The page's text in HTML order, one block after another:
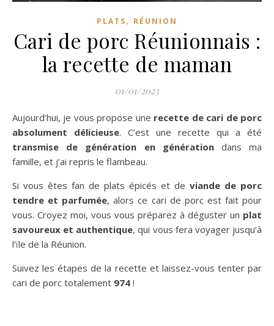
PLATS, RÉUNION
Cari de porc Réunionnais :
la recette de maman
01/01/2023
Aujourd’hui, je vous propose une recette de cari de porc
absolument délicieuse. C’est une recette qui a été
transmise de génération en générationdans ma
famille, et j’ai repris le flambeau.
Si vous êtes fan de plats épicés et de viande de porc
tendre et parfumée, alors ce cari de porc est fait pour
vous. Croyez moi, vous vous préparez à déguster un plat
savoureux et authentique, qui vous fera voyager jusqu’à
l’ïle de la Réunion.
Suivez les étapes de la recette et laissez-vous tenter par
cari de porc totalement 974 !